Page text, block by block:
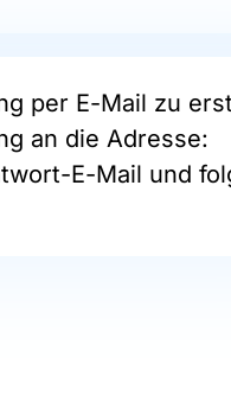
per E-Mail zu
an die Adresse:
E-Mail und